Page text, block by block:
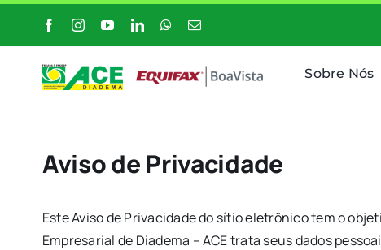
conteúdo
Sobre Nós
Aviso de Privacidade
Este Aviso de Privacidade do sítio eletrônico tem o
Empresarial de Diadema – ACE trata seus dados